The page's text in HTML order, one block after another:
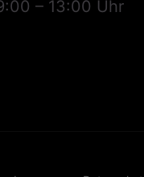
– 13:00 Uhr